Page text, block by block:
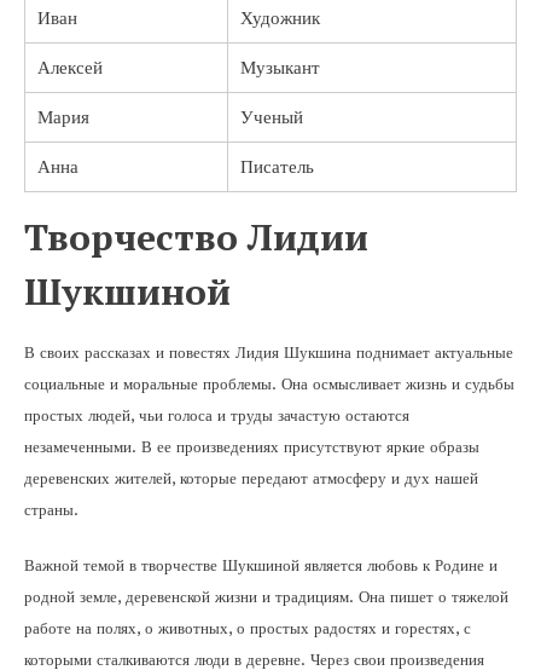
Иван Художник
Алексей Музыкант
Мария Ученый
Анна Писатель
Творчество Лидии
Шукшиной
В своих рассказах и повестях Лидия Шукшина поднимает актуальные
социальные и моральные проблемы. Она осмысливает жизнь и судьбы
простых людей, чьи голоса и труды зачастую остаются
незамеченными. В ее произведениях присутствуют яркие образы
деревенских жителей, которые передают атмосферу и дух нашей
страны.
Важной темой в творчестве Шукшиной является любовь к Родине и
родной земле, деревенской жизни и традициям. Она пишет о тяжелой
работе на полях, о животных, о простых радостях и горестях, с
которыми сталкиваются люди в деревне. Через свои произведения